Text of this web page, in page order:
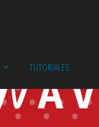
TUTORIALES